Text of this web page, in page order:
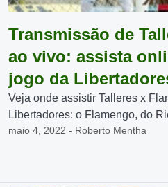
Transmissão de
ao vivo: assista
jogo da
Veja onde assistir Talleres x
Libertadores: o Flamengo, do
maio 4, 2022 - Roberto Mentha